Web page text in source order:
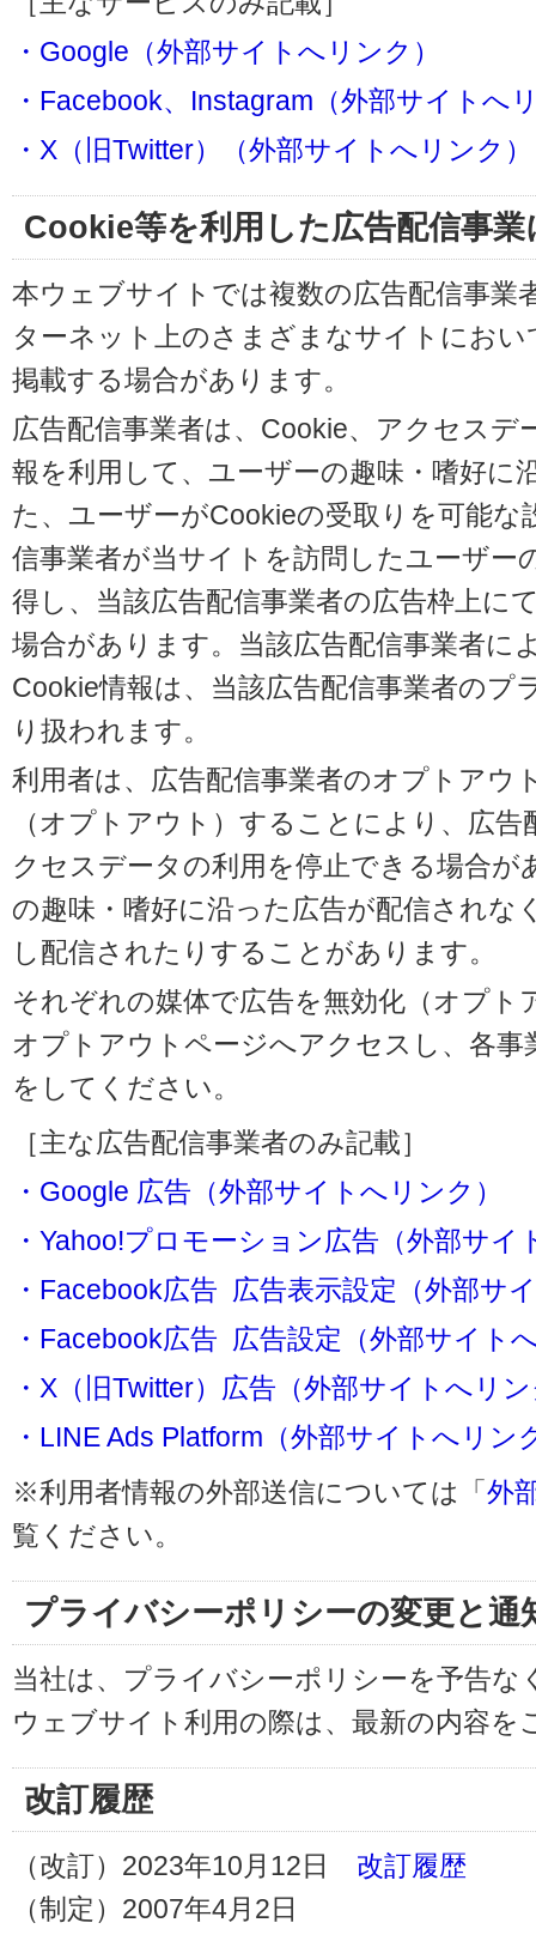
・Google（外部サイトへリンク）
・Facebook、Instagram（外部サイトへ
・X（旧Twitter）（外部サイトへリンク）
Cookie等を利用した広告配信事
本ウェブサイトでは複数の広告配信事業
ターネット上のさまざまなサイトにお
掲載する場合があります。
広告配信事業者は、Cookie、アクセスデ
報を利用して、ユーザーの趣味・嗜好に
た、ユーザーがCookieの受取りを可能
信事業者が当サイトを訪問したユーザー
得し、当該広告配信事業者の広告枠上に
場合があります。当該広告配信事業者に
Cookie情報は、当該広告配信事業者のプ
り扱われます。
利用者は、広告配信事業者のオプトアウ
（オプトアウト）することにより、広
クセスデータの利用を停止できる場合が
の趣味・嗜好に沿った広告が配信されな
し配信されたりすることがあります。
それぞれの媒体で広告を無効化（オプト
オプトアウトページへアクセスし、各
をしてください。
［主な広告配信事業者のみ記載］
・Google 広告（外部サイトへリンク）
・Yahoo!プロモーション広告（外部サイ
・Facebook広告 広告表示設定（外部サ
・Facebook広告 広告設定（外部サイト
・X（旧Twitter）広告（外部サイトへリ
・LINE Ads Platform（外部サイトへリン
※利用者情報の外部送信については「外
覧ください。
プライバシーポリシーの変更と通
当社は、プライバシーポリシーを予告
ウェブサイト利用の際は、最新の内容を
改訂履歴
（改訂）2023年10月12日 改訂履歴
（制定）2007年4月2日